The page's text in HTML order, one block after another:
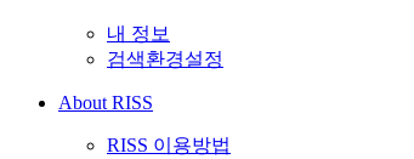
내 정보
검색환경설정
About RISS
RISS 이용방법